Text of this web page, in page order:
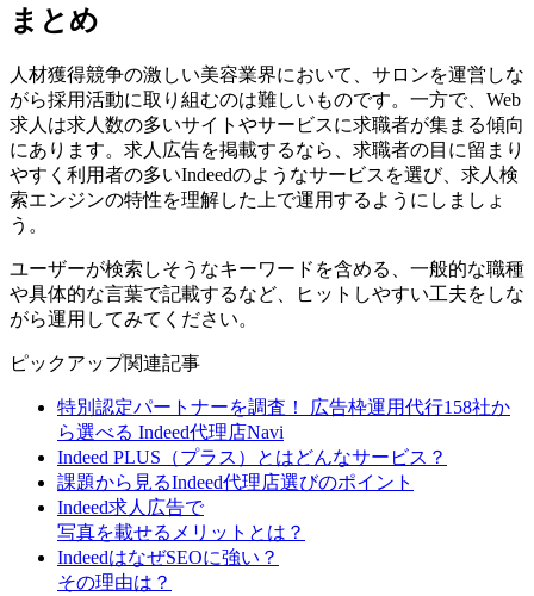
まとめ
人材獲得競争の激しい美容業界において、サロンを運営しな
がら採用活動に取り組むのは難しいものです。一方で、Web
求人は求人数の多いサイトやサービスに求職者が集まる傾向
にあります。求人広告を掲載するなら、求職者の目に留まり
やすく利用者の多いIndeedのようなサービスを選び、求人検
索エンジンの特性を理解した上で運用するようにしましょ
う。
ユーザーが検索しそうなキーワードを含める、一般的な職種
や具体的な言葉で記載するなど、ヒットしやすい工夫をしな
がら運用してみてください。
ピックアップ関連記事
特別認定パートナーを調査！ 広告枠運用代行158社か
ら選べる Indeed代理店Navi
Indeed PLUS（プラス）とはどんなサービス？
課題から見るIndeed代理店選びのポイント
Indeed求人広告で
写真を載せるメリットとは？
IndeedはなぜSEOに強い？
その理由は？